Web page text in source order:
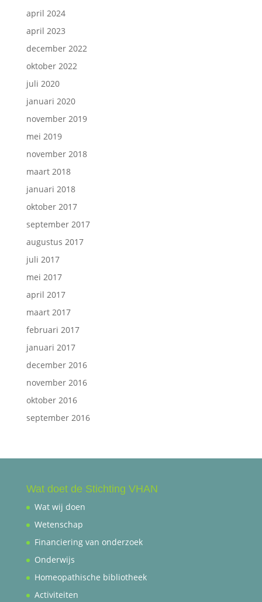
april 2024
april 2023
december 2022
oktober 2022
juli 2020
januari 2020
november 2019
mei 2019
november 2018
maart 2018
januari 2018
oktober 2017
september 2017
augustus 2017
juli 2017
mei 2017
april 2017
maart 2017
februari 2017
januari 2017
december 2016
november 2016
oktober 2016
september 2016
Wat doet de Stichting VHAN
Wat wij doen
Wetenschap
Financiering van onderzoek
Onderwijs
Homeopathische bibliotheek
Activiteiten